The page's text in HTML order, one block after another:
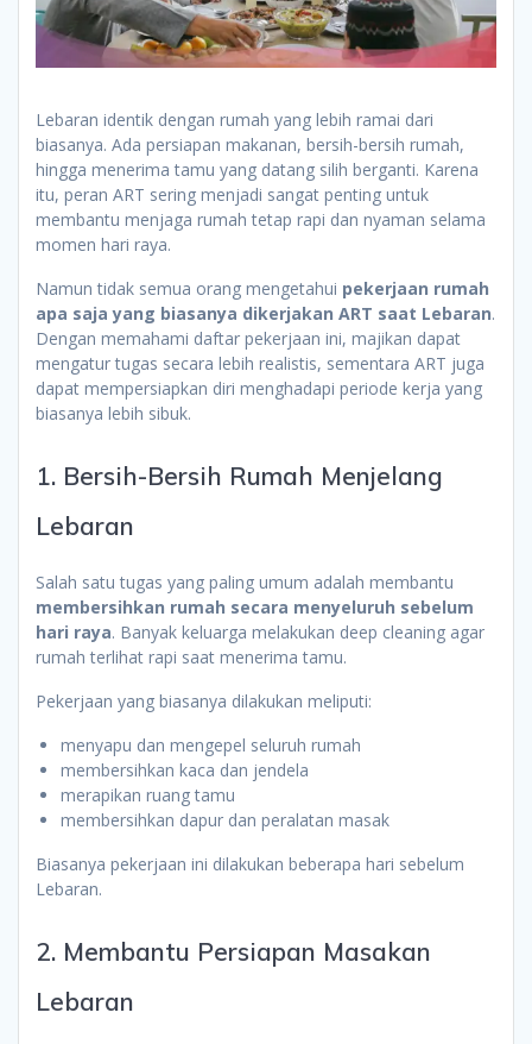
Lebaran identik dengan rumah yang lebih ramai dari
biasanya. Ada persiapan makanan, bersih-bersih rumah,
hingga menerima tamu yang datang silih berganti. Karena
itu, peran ART sering menjadi sangat penting untuk
membantu menjaga rumah tetap rapi dan nyaman selama
momen hari raya.
Namun tidak semua orang mengetahui pekerjaan rumah
apa saja yang biasanya dikerjakan ART saat Lebaran.
Dengan memahami daftar pekerjaan ini, majikan dapat
mengatur tugas secara lebih realistis, sementara ART juga
dapat mempersiapkan diri menghadapi periode kerja yang
biasanya lebih sibuk.
1. Bersih-Bersih Rumah Menjelang
Lebaran
Salah satu tugas yang paling umum adalah membantu
membersihkan rumah secara menyeluruh sebelum
hari raya. Banyak keluarga melakukan deep cleaning agar
rumah terlihat rapi saat menerima tamu.
Pekerjaan yang biasanya dilakukan meliputi:
menyapu dan mengepel seluruh rumah
membersihkan kaca dan jendela
merapikan ruang tamu
membersihkan dapur dan peralatan masak
Biasanya pekerjaan ini dilakukan beberapa hari sebelum
Lebaran.
2. Membantu Persiapan Masakan
Lebaran